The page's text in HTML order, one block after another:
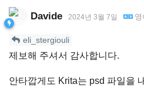
Davide 2024년 3월 7일 영
eli_stergiouli
제보해 주셔서 감사합니다.
안타깝게도 Krita는 psd 파일을